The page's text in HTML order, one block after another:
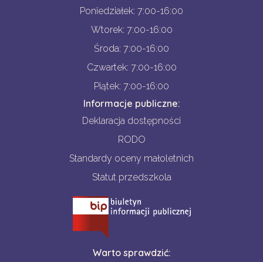
Poniedziałek: 7:00-16:00
Wtorek: 7:00-16:00
Środa: 7:00-16:00
Czwartek: 7:00-16:00
Piątek: 7:00-16:00
Informacje publiczne:
Deklaracja dostępności
RODO
Standardy oceny małoletnich
Statut przedszkola
Warto sprawdzić: